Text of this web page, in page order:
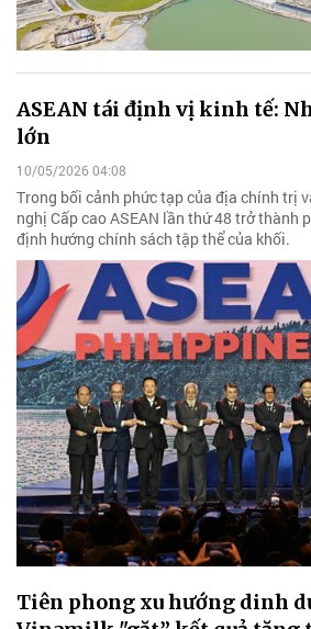
ASEAN tái định vị kinh tế:
lớn
10/05/2026 04:08
Trong bối cảnh phức tạp của địa chính trị
nghị Cấp cao ASEAN lần thứ 48 trở thành
định hướng chính sách tập thể của khối.
Tiên phong xu hướng dinh